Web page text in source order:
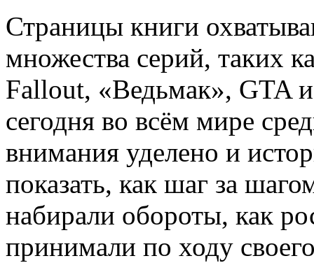
Страницы книги
множества серий, таких
Fallout, «Ведьмак», GTA
сегодня во всём мире
внимания уделено и
показать, как шаг за
набирали обороты, как
принимали по ходу